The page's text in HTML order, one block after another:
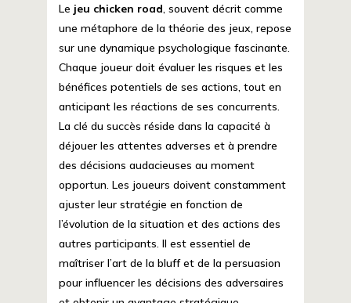
Le jeu chicken road, souvent décrit comme
une métaphore de la théorie des jeux, repose
sur une dynamique psychologique fascinante.
Chaque joueur doit évaluer les risques et les
bénéfices potentiels de ses actions, tout en
anticipant les réactions de ses concurrents.
La clé du succès réside dans la capacité à
déjouer les attentes adverses et à prendre
des décisions audacieuses au moment
opportun. Les joueurs doivent constamment
ajuster leur stratégie en fonction de
l’évolution de la situation et des actions des
autres participants. Il est essentiel de
maîtriser l’art de la bluff et de la persuasion
pour influencer les décisions des adversaires